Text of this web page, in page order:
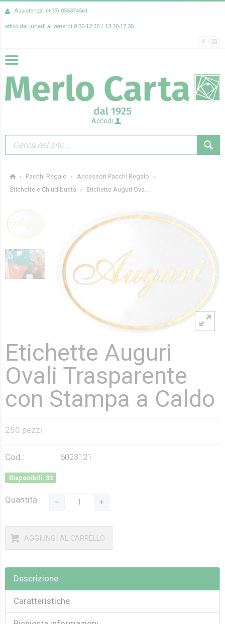
Assistenza: (+39) 055374561
attivo dal lunedì al venerdì 8:30-12:30 / 13:30-17:30
Accedi
Pacchi Regalo
Accessori Pacchi Regalo
Etichette e Chiudibusta
Etichette Auguri Ova...
Etichette Auguri
Ovali Trasparente
con Stampa a Caldo
250 pezzi
Cod.: 6023121
Disponibili: 32
Quantità
AGGIUNGI AL CARRELLO
Descrizione
Caratteristiche